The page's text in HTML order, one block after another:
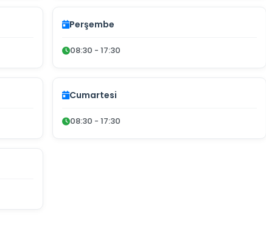
Perşembe
08:30 - 17:30
Cumartesi
08:30 - 17:30